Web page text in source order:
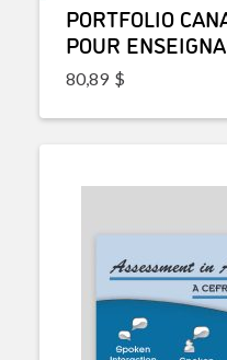
PORTFOLIO
POUR
80,89 $